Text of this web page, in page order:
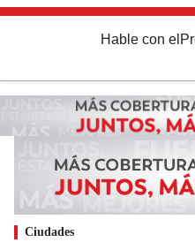
Hable con el
Ciudades